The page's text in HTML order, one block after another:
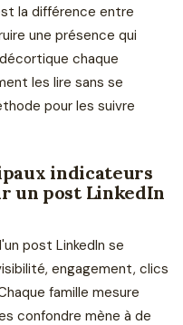
la différence entre
une présence qui
chaque
les lire sans se
pour les suivre
indicateurs
un post LinkedIn
post LinkedIn se
engagement, clics
famille mesure
confondre mène à de